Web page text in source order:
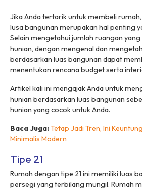
Jika Anda tertarik untuk membeli
lusa bangunan merupakan hal penting
Selain mengetahui jumlah ruangan
hunian, dengan mengenal dan
berdasarkan luas bangunan dapat
menentukan rencana budget serta
Artikel kali ini mengajak Anda untuk
hunian berdasarkan luas bangunan
hunian yang cocok untuk Anda.
Baca Juga:Tetap Jadi Tren, Ini
Minimalis Modern
Tipe 21
Rumah dengan tipe 21 ini memiliki luas
persegi yang terbilang mungil. Rumah